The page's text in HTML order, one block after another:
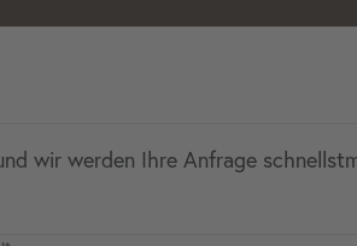
wir werden Ihre Anfrage